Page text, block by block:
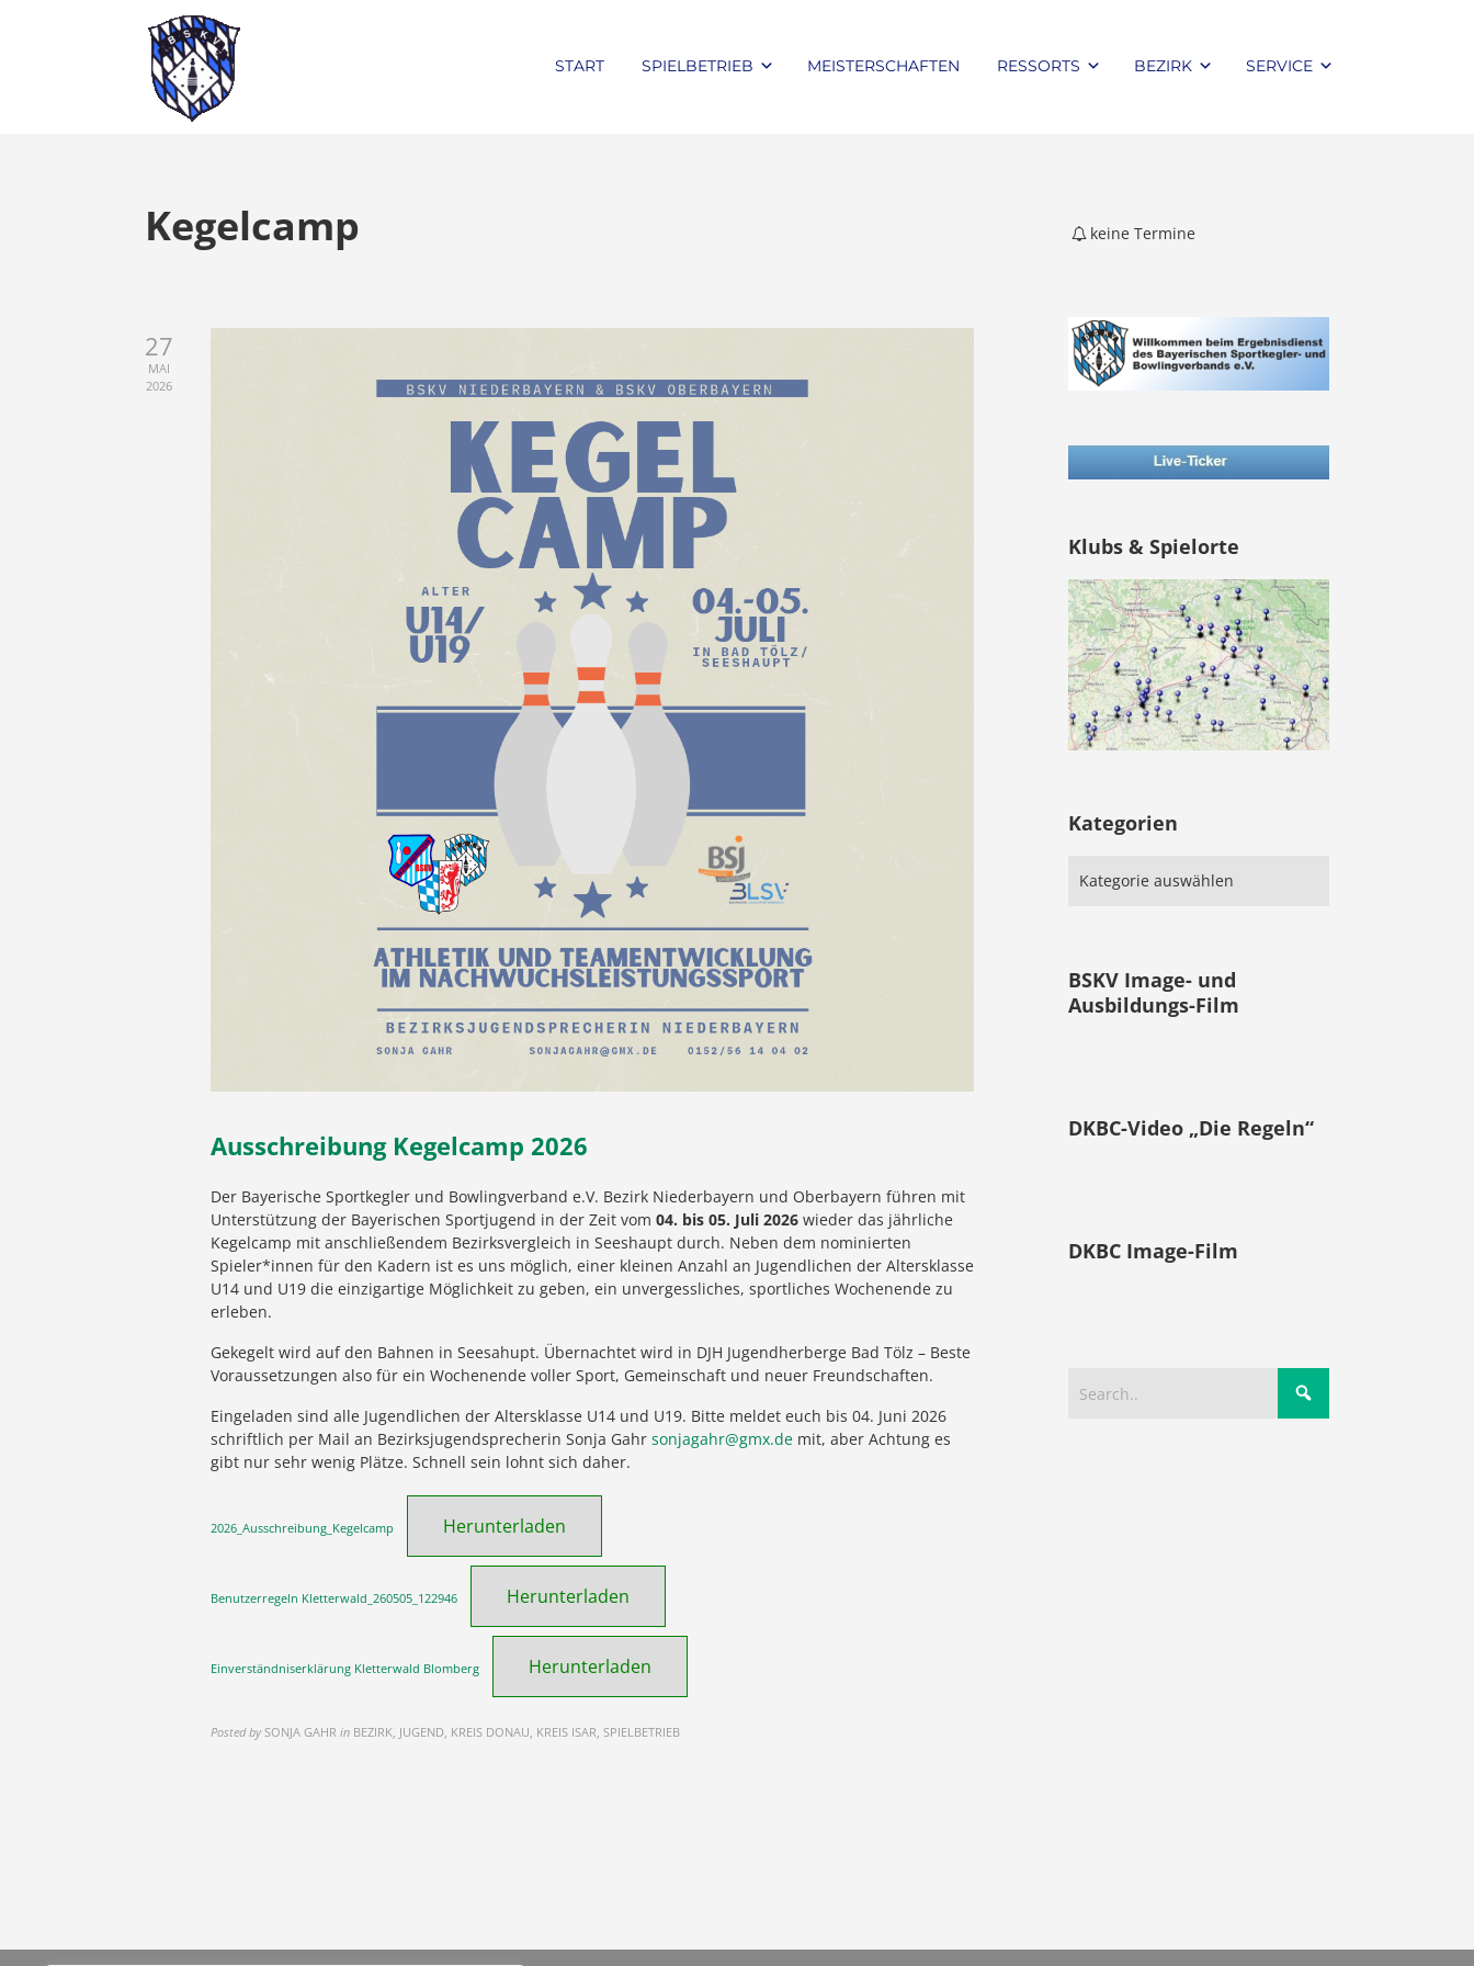
START SPIELBETRIEB MEISTERSCHAFTEN RESSORTS BEZIRK SERVICE
Kegelcamp
27
MAI
2026
Ausschreibung Kegelcamp 2026
Der Bayerische Sportkegler und Bowlingverband e.V. Bezirk Niederbayern und Oberbayern führen mit
Unterstützung der Bayerischen Sportjugend in der Zeit vom 04. bis 05. Juli 2026 wieder das jährliche
Kegelcamp mit anschließendem Bezirksvergleich in Seeshaupt durch. Neben dem nominierten
Spieler*innen für den Kadern ist es uns möglich, einer kleinen Anzahl an Jugendlichen der Altersklasse
U14 und U19 die einzigartige Möglichkeit zu geben, ein unvergessliches, sportliches Wochenende zu
erleben.
Gekegelt wird auf den Bahnen in Seesahupt. Übernachtet wird in DJH Jugendherberge Bad Tölz – Beste
Voraussetzungen also für ein Wochenende voller Sport, Gemeinschaft und neuer Freundschaften.
Eingeladen sind alle Jugendlichen der Altersklasse U14 und U19. Bitte meldet euch bis 04. Juni 2026
schriftlich per Mail an Bezirksjugendsprecherin Sonja Gahr sonjagahr@gmx.de mit, aber Achtung es
gibt nur sehr wenig Plätze. Schnell sein lohnt sich daher.
2026_Ausschreibung_Kegelcamp Herunterladen
Benutzerregeln Kletterwald_260505_122946 Herunterladen
Einverständniserklärung Kletterwald Blomberg Herunterladen
Posted by SONJA GAHR in BEZIRK, JUGEND, KREIS DONAU, KREIS ISAR, SPIELBETRIEB
keine Termine
Klubs & Spielorte
Kategorien
BSKV Image- und
Ausbildungs-Film
DKBC-Video „Die Regeln“
DKBC Image-Film